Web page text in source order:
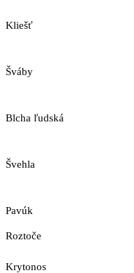
Kliešť
Šváby
Blcha ľudská
Švehla
Pavúk
Roztoče
Krytonos